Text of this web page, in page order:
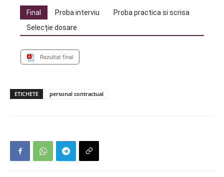
Final Proba interviu
Proba practica si scrisa
Selecție dosare
Rezultat final
ETICHETE personal contractual